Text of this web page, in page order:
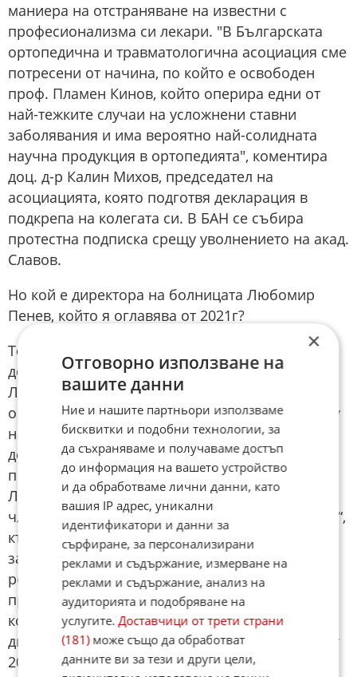
маниера на отстраняване на известни с
професионализма си лекари. "В Българската
ортопедична и травматологична асоциация сме
потресени от начина, по който е освободен
проф. Пламен Кинов, който оперира едни от
най-тежките случаи на усложнени ставни
заболявания и има вероятно най-солидната
научна продукция в ортопедията", коментира
доц. д-р Калин Михов, председател на
асоциацията, която подготвя декларация в
подкрепа на колегата си. В БАН се събира
протестна подписка срещу уволнението на акад.
Славов.
Но кой е директора на болницата Любомир
Пенев, който я оглавява от 2021г?
Той е част от фамилията баща и син Пеневи,
добре известни в медицинските среди. Бащата
Любчо Пенев, който също не е лекар, е
оглавявал най-голямата белодробна болница у
нас „Света София“ в продължение на три
десетилетия. Болницата не процъфтява а
потъва в дългове и е закрита.Синът му
Любомир Пенев, още като съвсем млад става
член на борда на директорите на „Майчин дом“,
където заема длъжността „административен
заместник-директор“. През април 2021г. в
резултат на „конкурс” ЛюбмирПенеев измества
проф. Бойко Коруков, светило в областта на
коремната хирургия, който е дългогодишен
директор на УМБАЛ „Царица Йоанна – ИСУЛ от
2006г.
×
Отговорно използване на
вашите данни
Ние и нашите партньори използваме
бисквитки и подобни технологии, за
да съхраняваме и получаваме достъп
до информация на вашето устройство
и да обработваме лични данни, като
вашия IP адрес, уникални
идентификатори и данни за
сърфиране, за персонализирани
реклами и съдържание, измерване на
реклами и съдържание, анализ на
аудиторията и подобряване на
услугите.Доставчици от трети страни
(181)може също да обработват
данните ви за тези и други цели,